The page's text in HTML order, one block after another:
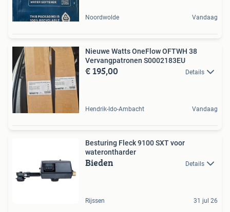
Noordwolde Vandaag
Nieuwe Watts OneFlow OFTWH 38
Vervangpatronen S0002183EU
€ 195,00 Details
Hendrik-Ido-Ambacht Vandaag
Besturing Fleck 9100 SXT voor
waterontharder
Bieden Details
Rijssen 31 jul 26